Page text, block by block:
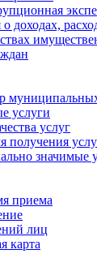
доходах,
услуги
услуг
получения
значимые
приема
лиц
карта